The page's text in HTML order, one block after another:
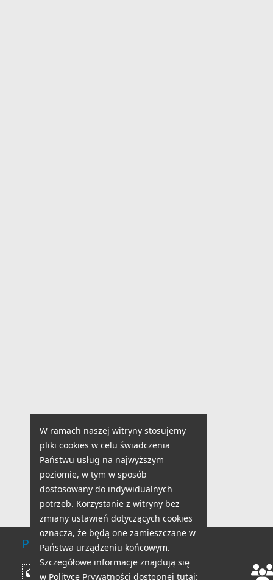
POMOC TECHNICZNA
Napisz
Godziny pracy:
W ramach naszej witryny stosujemy
pliki cookies w celu świadczenia
Państwu usług na najwyższym
poziomie, w tym w sposób
dostosowany do indywidualnych
potrzeb. Korzystanie z witryny bez
zmiany ustawień dotyczących cookies
oznacza, że będą one zamieszczane w
Państwa urządzeniu końcowym.
Szczegółowe informacje znajdują się
w Polityce Prywatności dostępnej tutaj: